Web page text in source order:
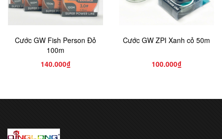
Cước GW Fish Person Đỏ
100m
140.000₫
Cước GW ZPI Xanh cỏ 50m
100.000₫